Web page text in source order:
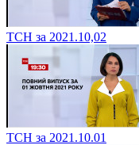
ТСН за 2021.10,02
ТСН за 2021.10.01